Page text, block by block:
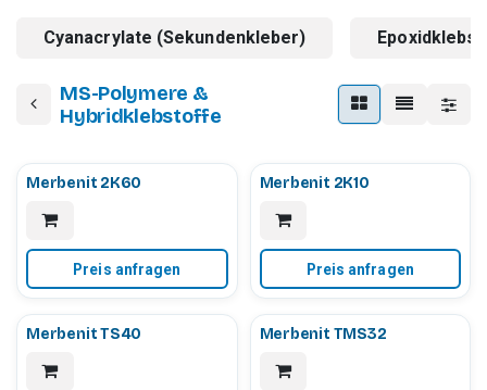
Cyanacrylate (Sekundenkleber)
MS-Polymere &
Hybridklebstoffe
Merbenit 2K60
Preis anfragen
Merbenit 2K10
Preis anfragen
Merbenit TS40 Merbenit TMS32